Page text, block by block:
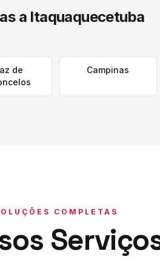
a Itaquaquecetuba
de
Campinas
COMPLETAS